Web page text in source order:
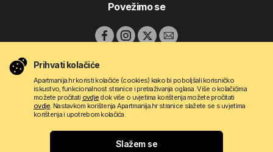
Gdje se želite odmoriti?
Povežimo se
Pravila korištenja
Prihvati kolačiće
Apartmanija.hr koristi kolačiće (cookies) kako bi poboljšali korisničko
iskustvo, funkcionalnost stranice i pretraživanja oglasa. Više o kolačićima
možete pročitati ovdje dok više o uvjetima korištenja možete pročitati
ovdje. Nastavkom korištenja Apartmanija.hr stranice slažete se s uvjetima
korištenja i upotrebom kolačića.
Slažem se